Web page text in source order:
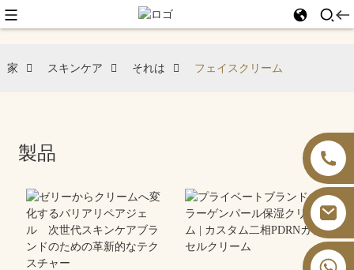
家 スキンケア それは フェイスクリーム
製品